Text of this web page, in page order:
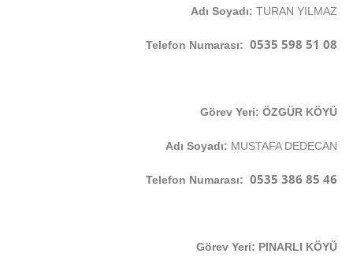
Adı Soyadı: TURAN YILMAZ
Telefon Numarası: 0535 598 51 08
Görev Yeri: ÖZGÜR KÖYÜ
Adı Soyadı: MUSTAFA DEDECAN
Telefon Numarası: 0535 386 85 46
Görev Yeri: PINARLI KÖYÜ